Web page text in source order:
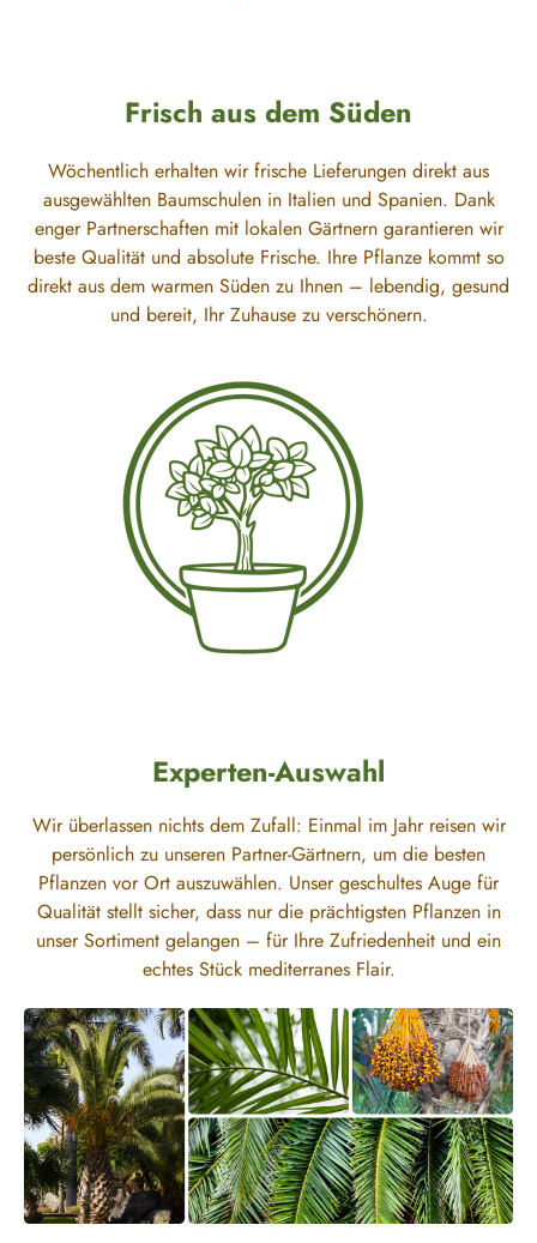
Frisch aus dem Süden
Wöchentlich erhalten wir frische Lieferungen direkt aus
ausgewählten Baumschulen in Italien und Spanien. Dank
enger Partnerschaften mit lokalen Gärtnern garantieren wir
beste Qualität und absolute Frische. Ihre Pflanze kommt so
direkt aus dem warmen Süden zu Ihnen – lebendig, gesund
und bereit, Ihr Zuhause zu verschönern.
Experten-Auswahl
Wir überlassen nichts dem Zufall: Einmal im Jahr reisen wir
persönlich zu unseren Partner-Gärtnern, um die besten
Pflanzen vor Ort auszuwählen. Unser geschultes Auge für
Qualität stellt sicher, dass nur die prächtigsten Pflanzen in
unser Sortiment gelangen – für Ihre Zufriedenheit und ein
echtes Stück mediterranes Flair.